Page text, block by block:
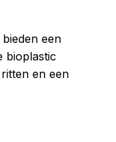
een
bioplastic
en een